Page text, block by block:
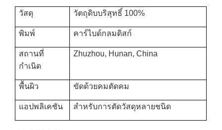
วัสดุ วัตถุดิบบริสุทธิ์ 100%
พิมพ์ คาร์ไบด์กลมดิสก์
สถานที่
กำเนิด
Zhuzhou, Hunan, China
พื้นผิว ขัดด้วยคมตัดคม
แอปพลิเคชัน สำหรับการตัดวัสดุหลายชนิด